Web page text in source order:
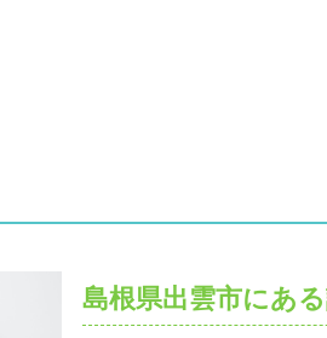
島根県出雲市にあ